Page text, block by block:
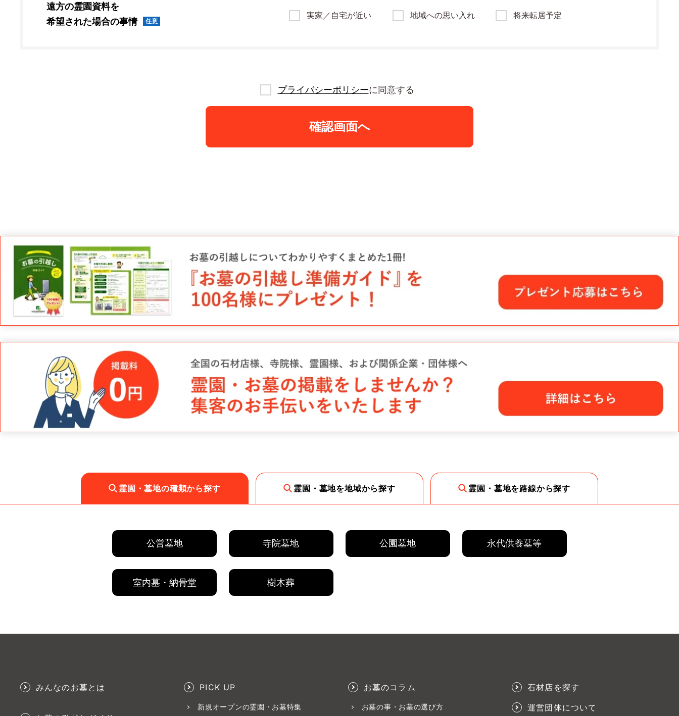
遠方の霊園資料を
希望された場合の事情
任意
実家／自宅が近い 地域への思い入れ 将来転居予定
プライバシーポリシーに同意する
確認画面へ
霊園・墓地の種類から探す 霊園・墓地を地域から探す 霊園・墓地を路線から探す
公営墓地 寺院墓地 公園墓地 永代供養墓等
室内墓・納骨堂 樹木葬
みんなのお墓とは PICK UP
新規オープンの霊園・お墓特集
お墓のコラム
お墓の事・お墓の選び方
石材店を探す
運営団体について